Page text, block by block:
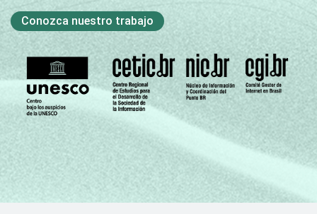
Conozca nuestro trabajo